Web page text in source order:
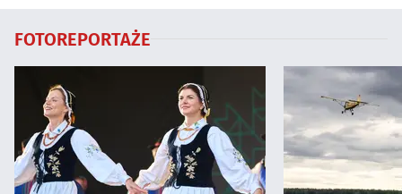
FOTOREPORTAŻE